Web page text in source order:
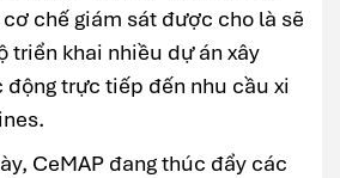
chế giám sát được cho là sẽ
triển khai nhiều dự án xây
động trực tiếp đến nhu cầu xi
CeMAP đang thúc đẩy các